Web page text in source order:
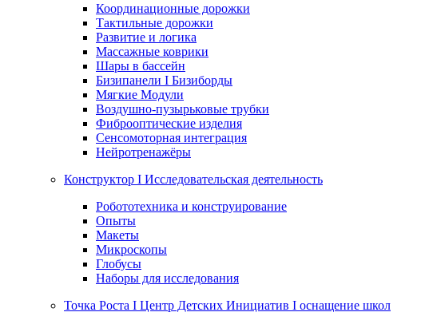
Координационные дорожки
Тактильные дорожки
Развитие и логика
Массажные коврики
Шары в бассейн
Бизипанели I Бизиборды
Мягкие Модули
Воздушно-пузырьковые трубки
Фиброоптические изделия
Сенсомоторная интеграция
Нейротренажёры
Конструктор I Исследовательская деятельность
Робототехника и конструирование
Опыты
Макеты
Микроскопы
Глобусы
Наборы для исследования
Точка Роста I Центр Детских Инициатив I оснащение школ